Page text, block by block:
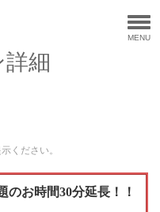
MENU
詳細
ください。
のお時間30分延長！！